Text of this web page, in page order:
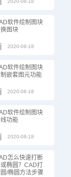
2020-08-18
软件绘制图块
图块
2020-08-18
软件绘制图块
嵌套图元功能
2020-08-18
软件绘制图块
线功能
2020-08-18
怎么快速打断
椭圆？CAD打
圆/椭圆方法步骤